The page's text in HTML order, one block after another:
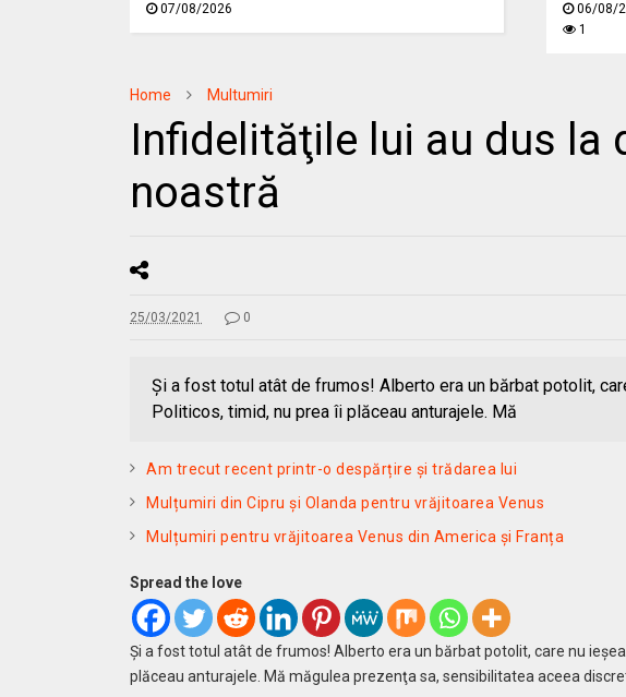
07/08/2026
06/08/
1
Home Multumiri
Infidelităţile lui au dus la
noastră
25/03/2021 0
Şi a fost totul atât de frumos! Alberto era un bărbat potolit,
Politicos, timid, nu prea îi plăceau anturajele. Mă
Am trecut recent printr-o despărțire și trădarea lui
Mulțumiri din Cipru și Olanda pentru vrăjitoarea Venus
Mulțumiri pentru vrăjitoarea Venus din America și Franța
Spread the love
Şi a fost totul atât de frumos! Alberto era un bărbat potolit, care nu
plăceau anturajele. Mă măgulea prezenţa sa, sensibilitatea aceea